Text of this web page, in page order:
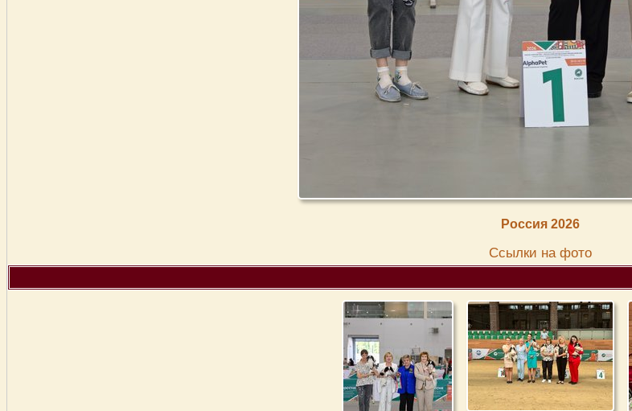
Россия 2026
Cсылки на фото